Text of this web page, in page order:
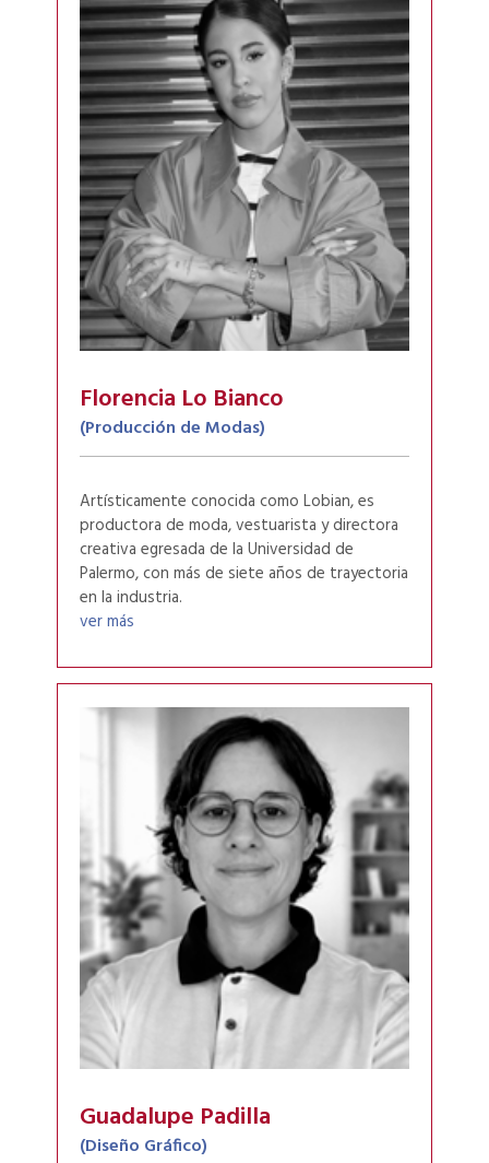
Florencia Lo Bianco
(Producción de Modas)
Artísticamente conocida como Lobian, es
productora de moda, vestuarista y directora
creativa egresada de la Universidad de
Palermo, con más de siete años de trayectoria
en la industria.
ver más
Guadalupe Padilla
(Diseño Gráfico)